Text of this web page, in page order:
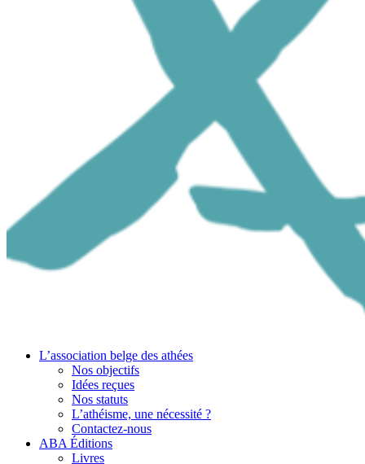
L’association belge des athées
Nos objectifs
Idées reçues
Nos statuts
L’athéisme, une nécessité ?
Contactez-nous
ABA Éditions
Livres